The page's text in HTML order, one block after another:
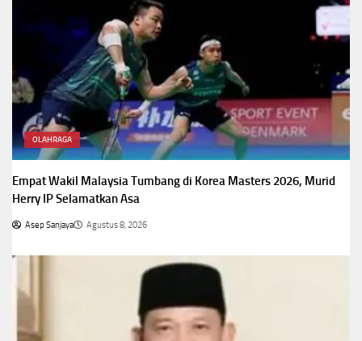
OLAHRAGA
Empat Wakil Malaysia Tumbang di Korea Masters 2026, Murid
Herry IP Selamatkan Asa
Asep Sanjaya Agustus 8, 2026